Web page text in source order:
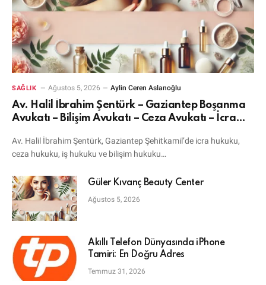
SAĞLIK Ağustos 5, 2026 Aylin Ceren Aslanoğlu
Av. Halil İbrahim Şentürk – Gaziantep Boşanma
Avukatı – Bilişim Avukatı – Ceza Avukatı – İcra
Av. Halil İbrahim Şentürk, Gaziantep Şehitkamil’de icra hukuku,
ceza hukuku, iş hukuku ve bilişim hukuku…
Güler Kıvanç Beauty Center
Ağustos 5, 2026
Akıllı Telefon Dünyasında iPhone
Tamiri: En Doğru Adres
Temmuz 31, 2026